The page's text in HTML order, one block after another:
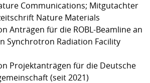
Communications; Mitgutachter
Nature Materials
Anträgen für die ROBL-Beamline an
Synchrotron Radiation Facility
Projektanträgen für die Deutsche
(seit 2021)